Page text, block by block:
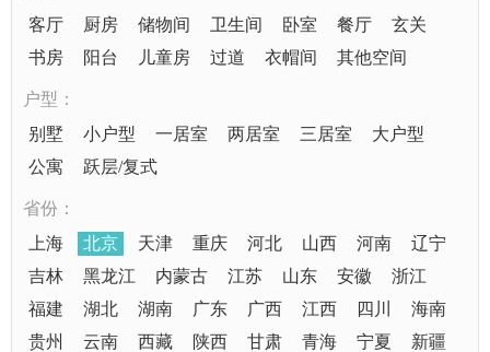
客厅
厨房 储物间 卫生间 卧室 餐厅
玄关
书房
阳台 儿童房 过道 衣帽间 其他空间
户型：
别墅
小户型 一居室 两居室 三居室
大户型
公寓
跃层/复式
省份：
上海
北京 天津 重庆 河北 山西 河南
辽宁
吉林
黑龙江 内蒙古 江苏 山东 安徽
浙江
福建
湖北 湖南 广东 广西 江西 四川
海南
贵州
云南 西藏 陕西 甘肃 青海 宁夏
新疆